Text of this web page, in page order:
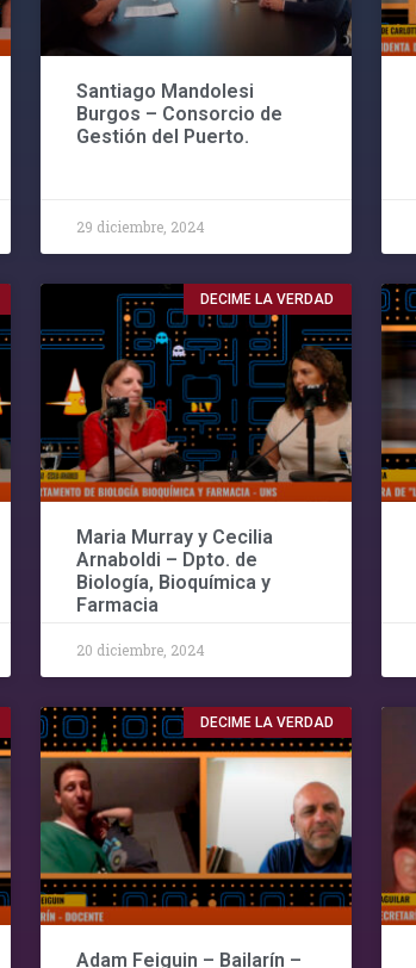
Santiago Mandolesi
Burgos – Consorcio de
Gestión del Puerto.
29 diciembre, 2024
DECIME LA VERDAD
Maria Murray y Cecilia
Arnaboldi – Dpto. de
Biología, Bioquímica y
Farmacia
20 diciembre, 2024
DECIME LA VERDAD
Adam Feiguin – Bailarín –